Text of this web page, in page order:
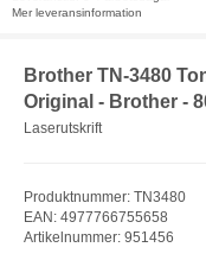
Mer leveransinformation
Brother TN-3480
Original - Brother -
Laserutskrift
Produktnummer: TN3480
EAN: 4977766755658
Artikelnummer: 951456